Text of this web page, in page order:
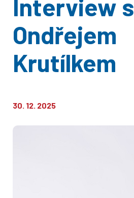
Interview s
Ondřejem
Krutílkem
30. 12. 2025